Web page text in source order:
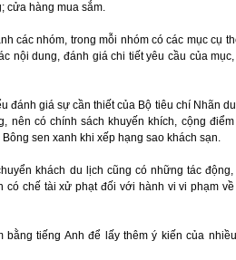
cửa hàng mua sắm.
các nhóm, trong mỗi nhóm có các mục cụ
nội dung, đánh giá chi tiết yêu cầu của
đánh giá sự cần thiết của Bộ tiêu chí Nhãn
nên có chính sách khuyến khích, cộng
sen xanh khi xếp hạng sao khách sạn.
khách du lịch cũng có những tác động,
có chế tài xử phạt đối với hành vi vi phạm
bằng tiếng Anh để lấy thêm ý kiến của